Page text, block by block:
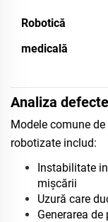
Robotică
medicală
Analiza
Modele comune
robotizate includ:
Instabilitate
mișcării
Uzură care
Generarea